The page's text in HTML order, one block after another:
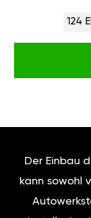
124
Der Einbau
kann sowohl